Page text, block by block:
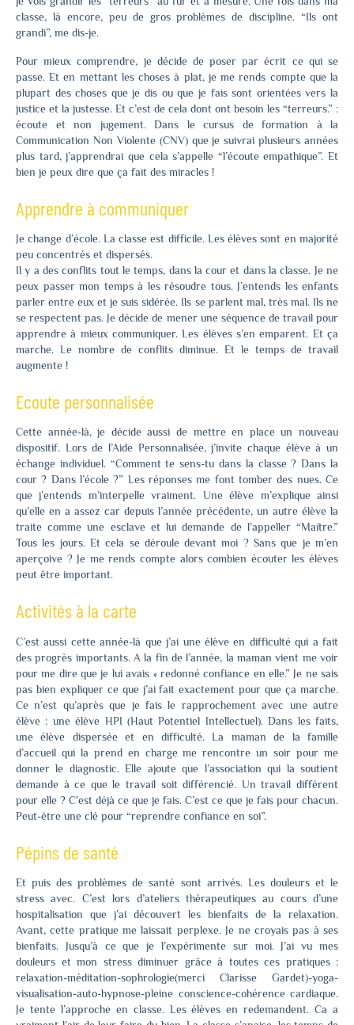
classe, là encore, peu de gros problèmes de discipline. “Ils ont
grandi”, me dis-je.
Pour mieux comprendre, je décide de poser par écrit ce qui se
passe. Et en mettant les choses à plat, je me rends compte que la
plupart des choses que je dis ou que je fais sont orientées vers la
justice et la justesse. Et c’est de cela dont ont besoin les “terreurs.” :
écoute et non jugement. Dans le cursus de formation à la
Communication Non Violente (CNV) que je suivrai plusieurs années
plus tard, j’apprendrai que cela s’appelle “l’écoute empathique”. Et
bien je peux dire que ça fait des miracles !
Apprendre à communiquer
Je change d’école. La classe est difficile. Les élèves sont en majorité
peu concentrés et dispersés.
Il y a des conflits tout le temps, dans la cour et dans la classe. Je ne
peux passer mon temps à les résoudre tous. J’entends les enfants
parler entre eux et je suis sidérée. Ils se parlent mal, très mal. Ils ne
se respectent pas. Je décide de mener une séquence de travail pour
apprendre à mieux communiquer. Les élèves s’en emparent. Et ça
marche. Le nombre de conflits diminue. Et le temps de travail
augmente !
Ecoute personnalisée
Cette année-là, je décide aussi de mettre en place un nouveau
dispositif. Lors de l’Aide Personnalisée, j’invite chaque élève à un
échange individuel. “Comment te sens-tu dans la classe ? Dans la
cour ? Dans l’école ?” Les réponses me font tomber des nues. Ce
que j’entends m’interpelle vraiment. Une élève m’explique ainsi
qu’elle en a assez car depuis l’année précédente, un autre élève la
traite comme une esclave et lui demande de l’appeller “Maître.”
Tous les jours. Et cela se déroule devant moi ? Sans que je m’en
aperçoive ? Je me rends compte alors combien écouter les élèves
peut être important.
Activités à la carte
C’est aussi cette année-là que j’ai une élève en difficulté qui a fait
des progrès importants. A la fin de l’année, la maman vient me voir
pour me dire que je lui avais « redonné confiance en elle.” Je ne sais
pas bien expliquer ce que j’ai fait exactement pour que ça marche.
Ce n’est qu’après que je fais le rapprochement avec une autre
élève : une élève HPI (Haut Potentiel Intellectuel). Dans les faits,
une élève dispersée et en difficulté. La maman de la famille
d’accueil qui la prend en charge me rencontre un soir pour me
donner le diagnostic. Elle ajoute que l’association qui la soutient
demande à ce que le travail soit différencié. Un travail différent
pour elle ? C’est déjà ce que je fais. C’est ce que je fais pour chacun.
Peut-être une clé pour “reprendre confiance en soi”.
Pépins de santé
Et puis des problèmes de santé sont arrivés. Les douleurs et le
stress avec. C’est lors d’ateliers thérapeutiques au cours d’une
hospitalisation que j’ai découvert les bienfaits de la relaxation.
Avant, cette pratique me laissait perplexe. Je ne croyais pas à ses
bienfaits. Jusqu’à ce que je l’expérimente sur moi. J’ai vu mes
douleurs et mon stress diminuer grâce à toutes ces pratiques :
relaxation-méditation-sophrologie(merci Clarisse Gardet)-yoga-
visualisation-auto-hypnose-pleine conscience-cohérence cardiaque.
Je tente l’approche en classe. Les élèves en redemandent. Ca a